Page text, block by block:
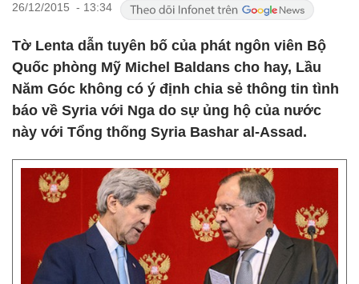
26/12/2015 - 13:34
Tờ Lenta dẫn tuyên bố của phát ngôn viên Bộ
Quốc phòng Mỹ Michel Baldans cho hay, Lầu
Năm Góc không có ý định chia sẻ thông tin tình
báo về Syria với Nga do sự ủng hộ của nước
này với Tổng thống Syria Bashar al-Assad.